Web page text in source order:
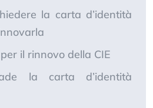
la carta d’identità
il rinnovo della CIE
la carta d’identità